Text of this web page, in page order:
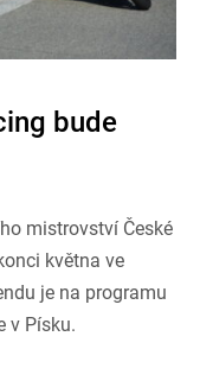
bude
mistrovství České
května ve
je na programu
v Písku.